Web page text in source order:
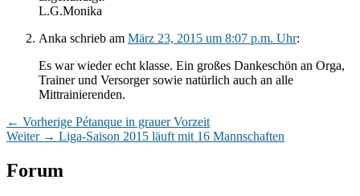
L.G.Monika
Anka schrieb am März 23, 2015 um 8:07 p.m. Uhr:
Es war wieder echt klasse. Ein großes Dankeschön an Orga,
Trainer und Versorger sowie natürlich auch an alle
Mittrainierenden.
Beitragsnavigation
← Vorherige Vorheriger
Beitrag:
Pétanque in grauer Vorzeit
Weiter → Nächster
Liga-Saison 2015 läuft mit 16 Mannschaften
Primärer
Forum